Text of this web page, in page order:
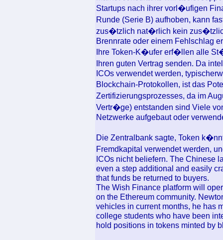
Startups nach ihrer vorl�ufigen
Runde (Serie B) aufhoben, kann
zus�tzlich nat�rlich kein
Brennrate oder einem Fehlschlag
Ihre Token-K�ufer erf�llen alle
Ihren guten Vertrag senden. Da
ICOs verwendet werden,
Blockchain-Protokollen, ist das
Zertifizierungsprozesses, da im
Vertr�ge) entstanden sind Viele
Netzwerke aufgebaut oder
Die Zentralbank sagte, Token
Fremdkapital verwendet werden,
ICOs nicht beliefern. The Chinese
even a step additional and easily
that funds be returned to buyers.
The Wish Finance platform will
on the Ethereum community.
vehicles in current months, he has
college students who have been
hold positions in tokens minted by